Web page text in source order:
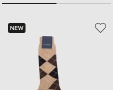
NEW